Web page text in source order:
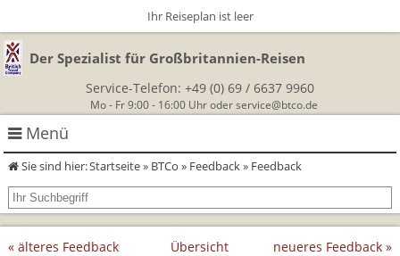
Der Spezialist für Großbritannien-Reisen
Service-Telefon: +49 (0) 69 / 6637 9960
Mo - Fr 9:00 - 16:00 Uhr oder service@btco.de
Menü
Rundreisen Großbritannien
Autorundreisen
Wanderurlaub
Sie sind hier:Startseite» BTCo » Feedback» Feedback
Ihr Reiseplan ist leer
« älteres Feedback Übersicht neueres Feedback »